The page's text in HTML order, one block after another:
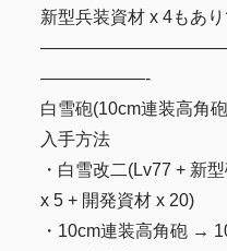
新型兵装資材 x 4もあ
——————-
白雪砲(10cm連装高角
入手方法
・白雪改二(Lv77 + 新
x 5 + 開発資材 x 20)
・10cm連装高角砲 →